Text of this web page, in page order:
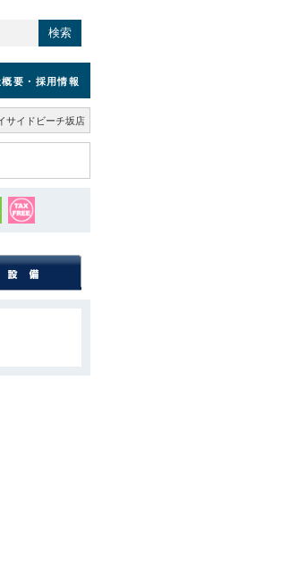
検索
要 ・採用情報
サイドビーチ坂店